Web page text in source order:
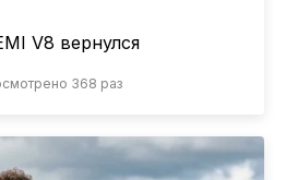
V8 вернулся
368 раз